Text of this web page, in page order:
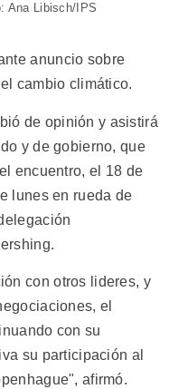
Ana Libisch/IPS
anuncio sobre
cambio climático.
de opinión y asistirá
y de gobierno, que
encuentro, el 18 de
lunes en rueda de
con otros lideres, y
el
con su
su participación al
afirmó.